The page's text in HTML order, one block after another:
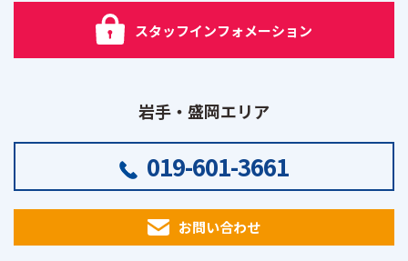
スタッフインフォメーション
岩手・盛岡エリア
019-601-3661
お問い合わせ